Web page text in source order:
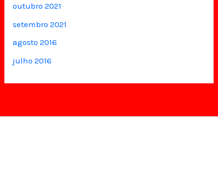
outubro 2021
setembro 2021
agosto 2016
julho 2016